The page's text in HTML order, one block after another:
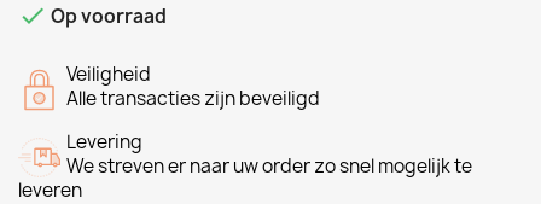
 Op voorraad
Veiligheid
Alle transacties zijn beveiligd
Levering
We streven er naar uw order zo snel mogelijk te
leveren